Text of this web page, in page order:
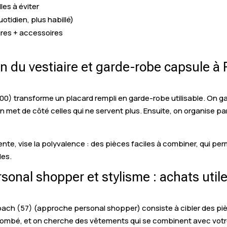
à éviter
plus habillé)
+ accessoires
du vestiaire et garde-robe capsule à
transforme un placard rempli en garde-robe utilisable. On
met de côté celles qui ne servent plus. Ensuite, on organise
vise la polyvalence : des pièces faciles à combiner, qui
shopper et stylisme : achats
(57) (approche personal shopper) consiste à cibler des
et on cherche des vêtements qui se combinent avec